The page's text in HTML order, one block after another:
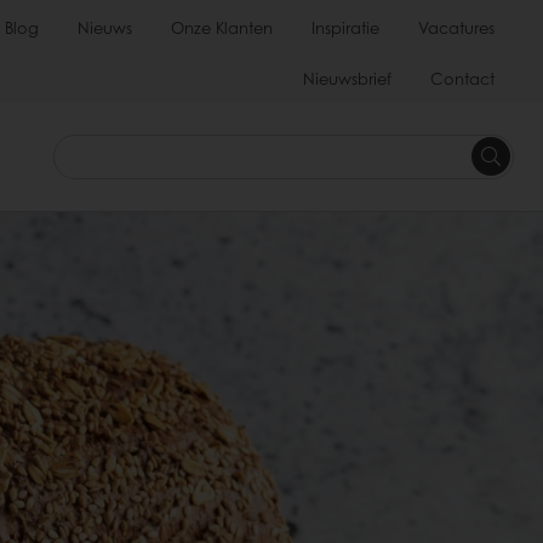
Blog Nieuws Onze Klanten Inspiratie Vacatures
Nieuwsbrief Contact